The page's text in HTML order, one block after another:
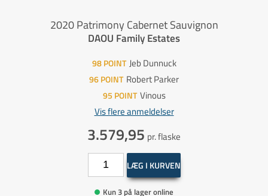
2020 Patrimony Cabernet Sauvignon
DAOU Family Estates
98 POINT Jeb Dunnuck
96POINT Robert Parker
95 POINT Vinous
Vis flere anmeldelser
3.579,95 pr. flaske
LÆG I KURVEN
Kun 3 på lager online